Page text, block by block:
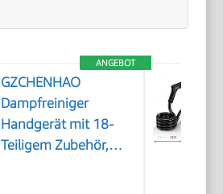
ANGEBOT
GZCHENHAO
Dampfreiniger
Handgerät mit 18-
Teiligem Zubehör,